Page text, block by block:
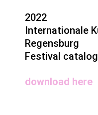
2022
Internationale
Regensburg
Festival
download here